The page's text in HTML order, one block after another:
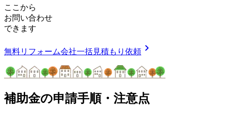
ここから
お問い合わせ
できます
無料リフォーム会社一括見積もり依頼 chevron_right
補助金の申請手順・注意点